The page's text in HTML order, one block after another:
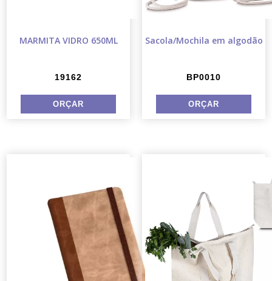
MARMITA VIDRO 650ML
19162
Sacola/Mochila em algodão
BP0010